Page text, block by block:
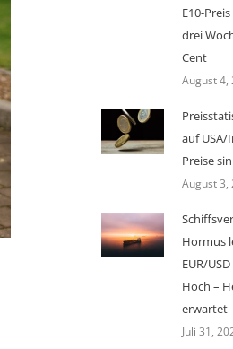
E10-
drei
Cent
August 4,
auf USA/
Preise
August 3,
Hormus
EUR/
Hoch –
erwartet
Juli 31,